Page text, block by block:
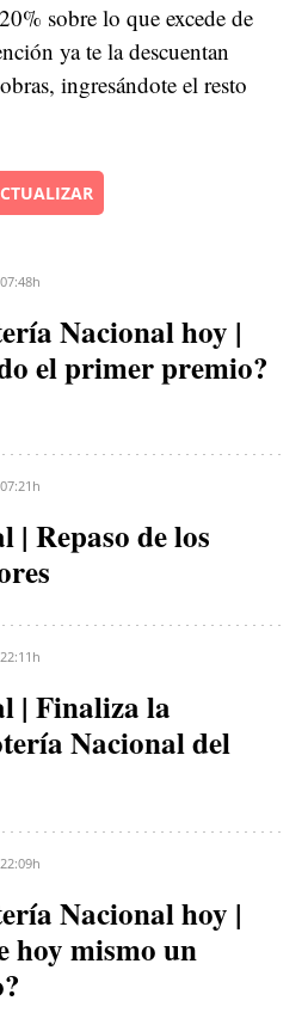
sobre lo que excede de
ya te la descuentan
ingresándote el resto
07:48h
Nacional hoy |
el primer premio?
07:21h
Repaso de los
22:11h
| Finaliza la
Nacional del
22:09h
Nacional hoy |
hoy mismo un